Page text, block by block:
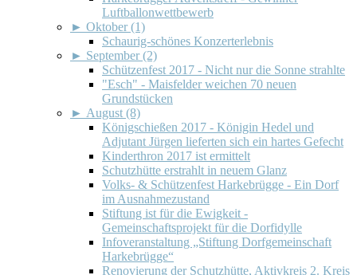
Luftballonwettbewerb
► Oktober (1)
Schaurig-schönes Konzerterlebnis
► September (2)
Schützenfest 2017 - Nicht nur die Sonne strahlte
"Esch" - Maisfelder weichen 70 neuen
Grundstücken
► August (8)
Königschießen 2017 - Königin Hedel und
Adjutant Jürgen lieferten sich ein hartes Gefecht
Kinderthron 2017 ist ermittelt
Schutzhütte erstrahlt in neuem Glanz
Volks- & Schützenfest Harkebrügge - Ein Dorf
im Ausnahmezustand
Stiftung ist für die Ewigkeit -
Gemeinschaftsprojekt für die Dorfidylle
Infoveranstaltung „Stiftung Dorfgemeinschaft
Harkebrügge“
Renovierung der Schutzhütte, Aktivkreis 2. Kreis